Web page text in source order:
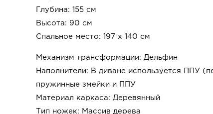
Глубина: 155 см
Высота: 90 см
Спальное место: 197 x 140 см
Механизм трансформации: Дельфин
Наполнители: В диване используется ППУ
пружинные змейки и ППУ
Материал каркаса: Деревянный
Тип ножек: Массив дерева